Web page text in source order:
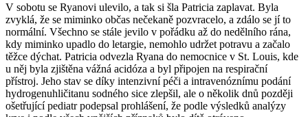
V sobotu se Ryanovi ulevilo, a tak si šla Patricia zaplavat. Byla
zvyklá, že se miminko občas nečekaně pozvracelo, a zdálo se jí to
normální. Všechno se stále jevilo v pořádku až do nedělního rána,
kdy miminko upadlo do letargie, nemohlo udržet potravu a začalo
těžce dýchat. Patricia odvezla Ryana do nemocnice v St. Louis, kde
u něj byla zjištěna vážná acidóza a byl připojen na respirační
přístroj. Jeho stav se díky intenzivní péči a intravenóznímu podání
hydrogenuhličitanu sodného sice zlepšil, ale o několik dnů později
ošetřující pediatr podepsal prohlášení, že podle výsledků analýzy